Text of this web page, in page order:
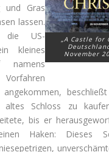
„A Castle for
November
Gras
lassen.
US-
kleines
namens
altes Schloss zu
bis er
Haken: Dieses